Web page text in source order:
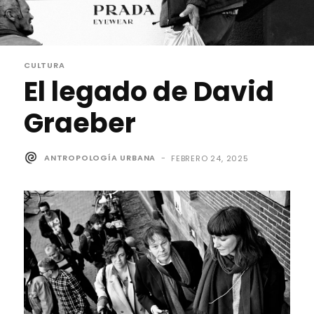
CULTURA
El legado de David
Graeber
ANTROPOLOGÍA URBANA - FEBRERO 24, 2025